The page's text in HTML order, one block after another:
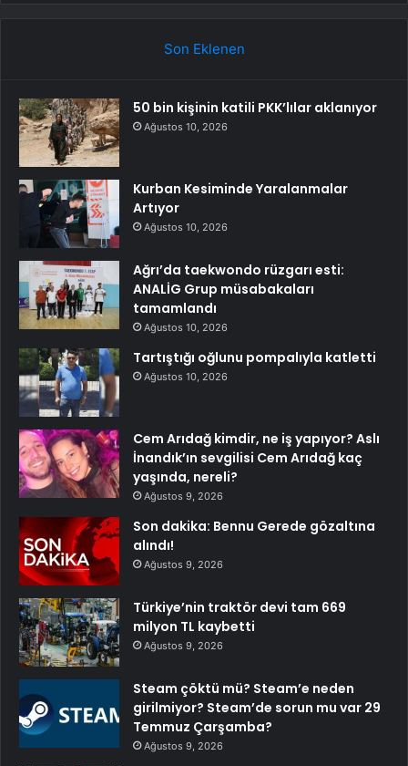
Son Eklenen
50 bin kişinin katili PKK’lılar aklanıyor
Ağustos 10, 2026
Kurban Kesiminde Yaralanmalar
Artıyor
Ağustos 10, 2026
Ağrı’da taekwondo rüzgarı esti:
ANALİG Grup müsabakaları
tamamlandı
Ağustos 10, 2026
Tartıştığı oğlunu pompalıyla katletti
Ağustos 10, 2026
Cem Arıdağ kimdir, ne iş yapıyor? Aslı
İnandık’ın sevgilisi Cem Arıdağ kaç
yaşında, nereli?
Ağustos 9, 2026
Son dakika: Bennu Gerede gözaltına
alındı!
Ağustos 9, 2026
Türkiye’nin traktör devi tam 669
milyon TL kaybetti
Ağustos 9, 2026
Steam çöktü mü? Steam’e neden
girilmiyor? Steam’de sorun mu var 29
Temmuz Çarşamba?
Ağustos 9, 2026